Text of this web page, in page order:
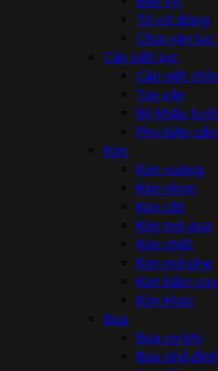
Tô vít đóng
Chìa vặn
Cần siết lực
Cần siết
Tay vặn
Bộ khẩu
Phụ kiện
Kìm
Kìm vuông
Kìm nhọn
Kìm cắt
Kìm mỏ quạ
Kìm chết
Kìm mở phe
Kìm bấm cos
Kìm khác
Búa
Búa cơ khí
Búa nhổ đinh